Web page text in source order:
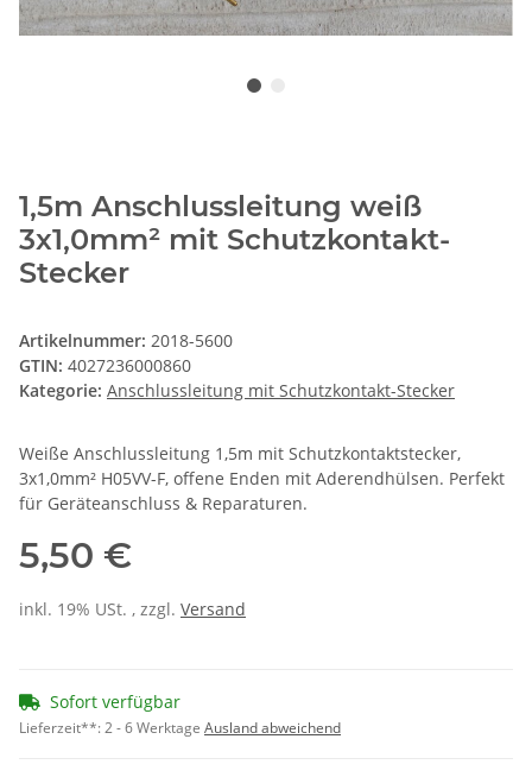
1,5m Anschlussleitung weiß
3x1,0mm² mit Schutzkontakt-
Stecker
Artikelnummer: 2018-5600
GTIN: 4027236000860
Kategorie: Anschlussleitung mit Schutzkontakt-Stecker
Weiße Anschlussleitung 1,5m mit Schutzkontaktstecker,
3x1,0mm² H05VV-F, offene Enden mit Aderendhülsen. Perfekt
für Geräteanschluss & Reparaturen.
5,50 €
inkl. 19% USt. , zzgl. Versand
Sofort verfügbar
Lieferzeit**:2 - 6 Werktage Ausland abweichend